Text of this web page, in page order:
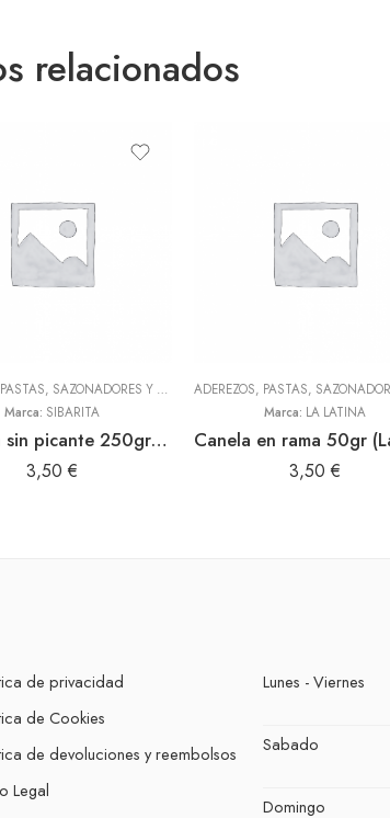
relacionados
ADEREZOS, PASTAS, SAZONADORES Y CONDIMENTOS ,TODOS
Marca: SIBARITA
Amarillin sin picante 250gr (Sibarita)
3,50 €
Marca: LA LATINA
3,50 €
de privacidad
de Cookies
de devoluciones y reembolsos
Legal
Lunes - Viernes
Sabado
Domingo